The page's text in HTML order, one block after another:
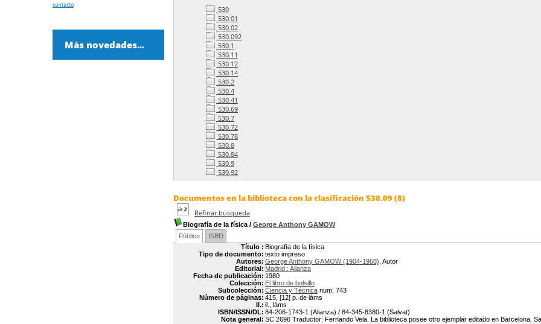
530
530.01
530.02
530.092
530.1
530.11
530.12
530.14
530.2
530.4
530.41
530.69
530.7
530.72
530.78
530.8
530.84
530.9
530.92
Documentos en la biblioteca con la clasificación 530.09 (8)
Refinar búsqueda
Biografía de la física / George Anthony GAMOW
Público
ISBD
Título : Biografía de la física
Tipo de documento: texto impreso
Autores: George Anthony GAMOW (1904-1968) , Autor
Editorial: Madrid : Alianza
Fecha de publicación: 1980
Colección: El libro de bolsillo
Subcolección: Ciencia y Técnica num. 743
Número de páginas: 415, [12] p. de láms
Il.: il., láms
ISBN/ISSN/DL: 84-206-1743-1 (Alianza) / 84-345-8380-1 (Salvat)
Nota general: SC 2696 Traductor: Fernando Vela. La biblioteca posee otro ejemplar editado en Barcelona,
contacto
Más novedades...